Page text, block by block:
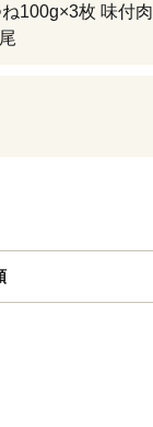
100g×3枚 味付肉